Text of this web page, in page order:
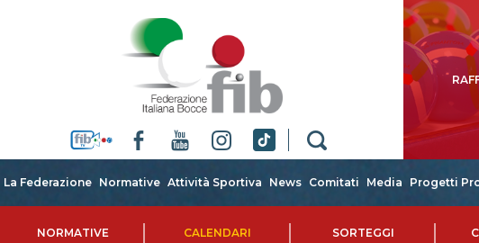
La Federazione Normative Attività Sportiva News Comitati Media Progetti
NORMATIVE CALENDARI SORTEGGI